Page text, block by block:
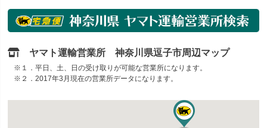
ヤマト運輸営業所 神奈川県逗子市周辺マップ
※１．平日、土、日の受け取りが可能な営業所になります。
※２．2017年3月現在の営業所データになります。